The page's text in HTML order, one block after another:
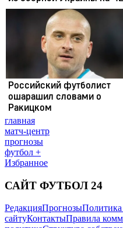
главная
матч-центр
прогнозы
футбол +
Избранное
САЙТ ФУТБОЛ 24
РедакцияПрогнозыПолитика
сайтуКонтактыПравила